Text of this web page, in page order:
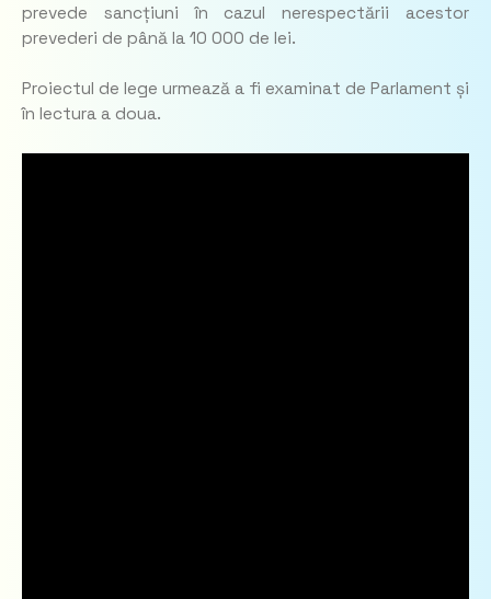
prevede sancțiuni în cazul nerespectării acestor
prevederi de până la 10 000 de lei.
Proiectul de lege urmează a fi examinat de Parlament și
în lectura a doua.